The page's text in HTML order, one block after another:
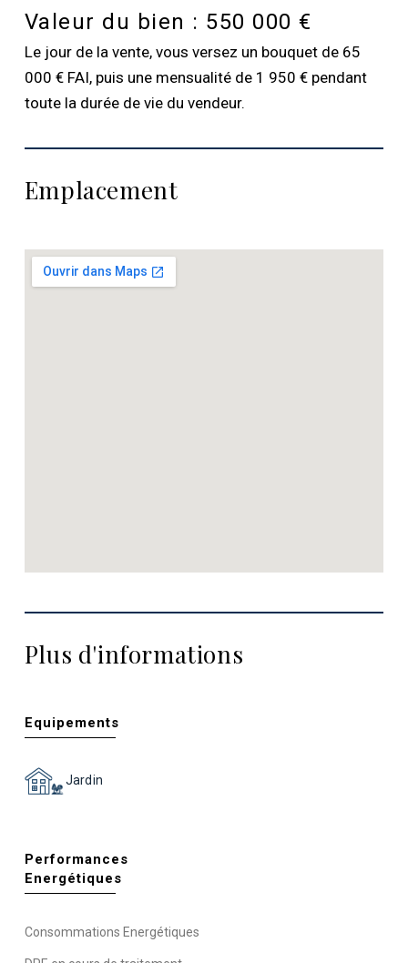
Valeur du bien : 550 000 €
Le jour de la vente, vous versez un bouquet de 65
000 € FAI, puis une mensualité de 1 950 € pendant
toute la durée de vie du vendeur.
Emplacement
Plus d'informations
Equipements
Jardin
Performances
Energétiques
Consommations Energétiques